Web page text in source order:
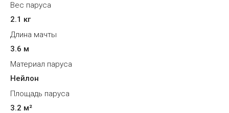
Вес паруса
2.1 кг
Длина мачты
3.6 м
Материал паруса
Нейлон
Площадь паруса
3.2 м²